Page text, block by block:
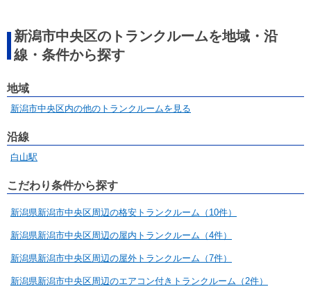
新潟市中央区のトランクルームを地域・沿
線・条件から探す
地域
新潟市中央区内の他のトランクルームを見る
沿線
白山駅
こだわり条件から探す
新潟県新潟市中央区周辺の格安トランクルーム（10件）
新潟県新潟市中央区周辺の屋内トランクルーム（4件）
新潟県新潟市中央区周辺の屋外トランクルーム（7件）
新潟県新潟市中央区周辺のエアコン付きトランクルーム（2件）